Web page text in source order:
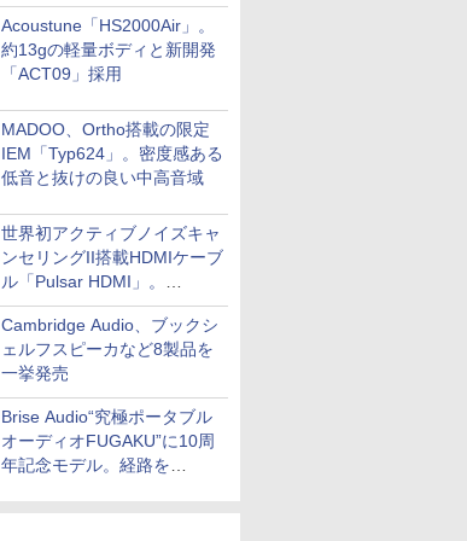
Acoustune「HS2000Air」。
約13gの軽量ボディと新開発
「ACT09」採用
MADOO、Ortho搭載の限定
IEM「Typ624」。密度感ある
低音と抜けの良い中高音域
世界初アクティブノイズキャ
ンセリングII搭載HDMIケーブ
ル「Pulsar HDMI」。
SilentPowerから
Cambridge Audio、ブックシ
ェルフスピーカなど8製品を
一挙発売
Brise Audio“究極ポータブル
オーディオFUGAKU”に10周
年記念モデル。経路を